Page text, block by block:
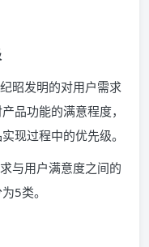
昭发明的对用户需求
品功能的满意程度，
现过程中的优先级。
与用户满意度之间的
5类。